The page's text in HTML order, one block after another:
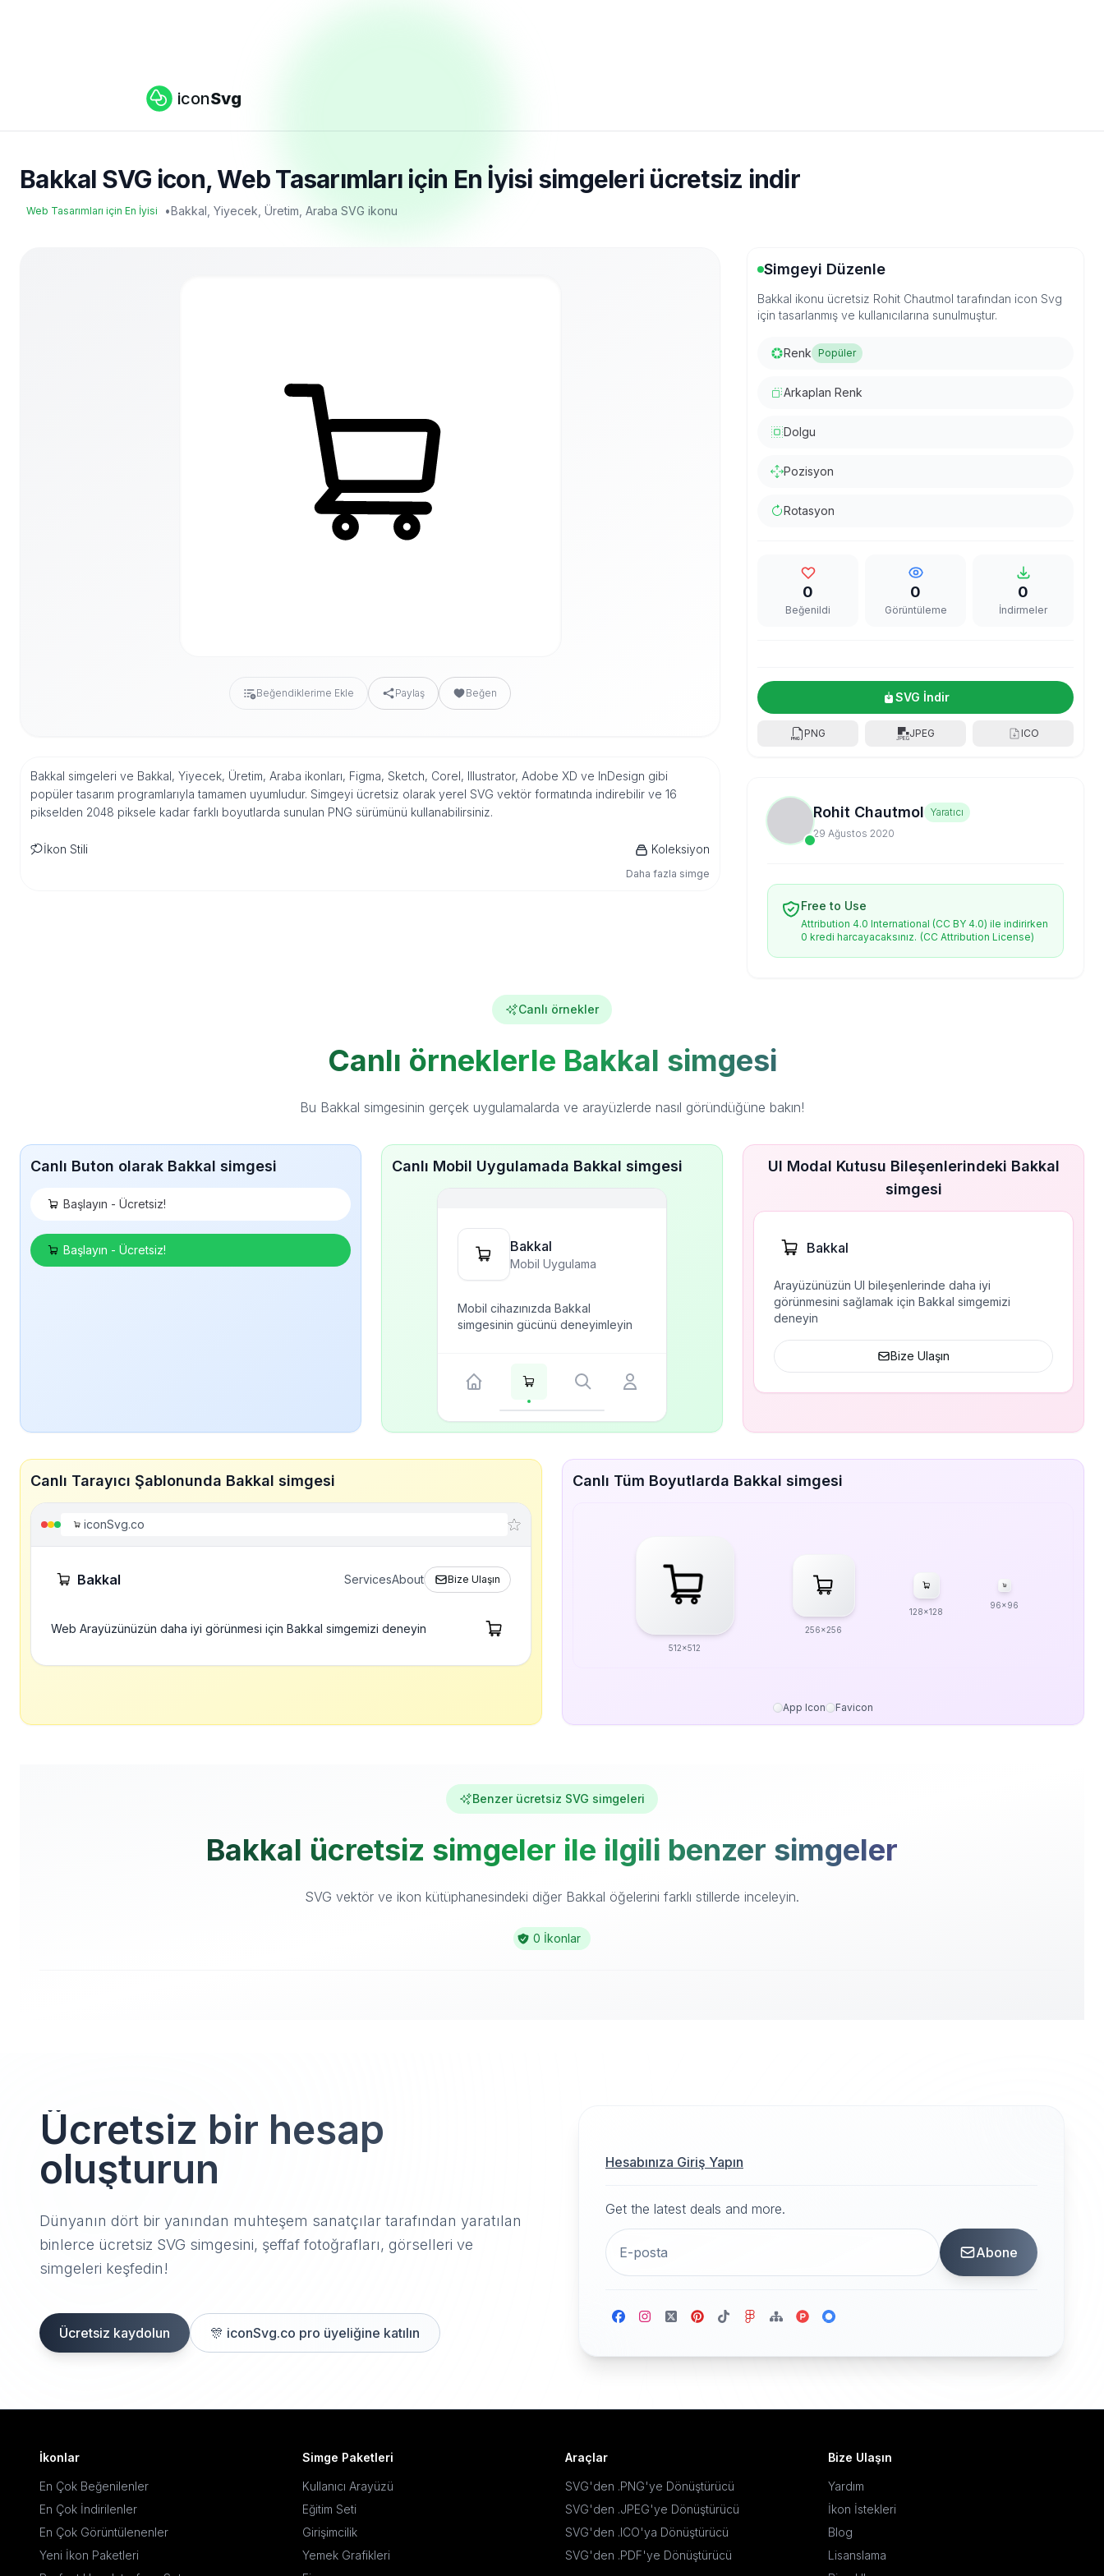
iconSvg
Bakkal SVG icon, Web Tasarımları için En İyisi simgeleri ücretsiz indir
Web Tasarımları için En İyisi •Bakkal, Yiyecek, Üretim, Araba SVG ikonu
Beğendiklerime Ekle Paylaş Beğen
Bakkal simgeleri ve Bakkal, Yiyecek, Üretim, Araba ikonları, Figma, Sketch, Corel, Illustrator, Adobe XD ve InDesign gibi
popüler tasarım programlarıyla tamamen uyumludur. Simgeyi ücretsiz olarak yerel SVG vektör formatında indirebilir ve 16
pikselden 2048 piksele kadar farklı boyutlarda sunulan PNG sürümünü kullanabilirsiniz.
İkon Stili Koleksiyon
Daha fazla simge
Simgeyi Düzenle
Bakkal ikonu ücretsiz Rohit Chautmol tarafından icon Svg
için tasarlanmış ve kullanıcılarına sunulmuştur.
Renk Popüler
Arkaplan Renk
Dolgu
Pozisyon
Rotasyon
0
Beğenildi
0
Görüntüleme
0
İndirmeler
SVG İndir
PNG JPEG ICO
Rohit Chautmol Yaratıcı
29 Ağustos 2020
Free to Use
Attribution 4.0 International (CC BY 4.0) ile indirirken
0 kredi harcayacaksınız. (CC Attribution License)
Canlı örnekler
Canlı örneklerle Bakkal simgesi
Bu Bakkal simgesinin gerçek uygulamalarda ve arayüzlerde nasıl göründüğüne bakın!
Canlı Buton olarak Bakkal simgesi
Başlayın - Ücretsiz!
Başlayın - Ücretsiz!
Canlı Mobil Uygulamada Bakkal simgesi
Bakkal
Mobil Uygulama
Mobil cihazınızda Bakkal
simgesinin gücünü deneyimleyin
UI Modal Kutusu Bileşenlerindeki Bakkal
simgesi
Bakkal
Arayüzünüzün UI bileşenlerinde daha iyi
görünmesini sağlamak için Bakkal simgemizi
deneyin
Bize Ulaşın
Canlı Tarayıcı Şablonunda Bakkal simgesi
iconSvg.co
Bakkal ServicesAbout Bize Ulaşın
Web Arayüzünüzün daha iyi görünmesi için Bakkal simgemizi deneyin
Canlı Tüm Boyutlarda Bakkal simgesi
512x512
256x256
128x128
96x96
App Icon Favicon
Benzer ücretsiz SVG simgeleri
Bakkal ücretsiz simgeler ile ilgili benzer simgeler
SVG vektör ve ikon kütüphanesindeki diğer Bakkal öğelerini farklı stillerde inceleyin.
0 İkonlar
Ücretsiz bir hesap
oluşturun
Dünyanın dört bir yanından muhteşem sanatçılar tarafından yaratılan
binlerce ücretsiz SVG simgesini, şeffaf fotoğrafları, görselleri ve
simgeleri keşfedin!
Ücretsiz kaydolun 🎊 iconSvg.co pro üyeliğine katılın
Hesabınıza Giriş Yapın
Get the latest deals and more.
Abone
İkonlar
En Çok Beğenilenler
En Çok İndirilenler
En Çok Görüntülenenler
Yeni İkon Paketleri
Simge Paketleri
Kullanıcı Arayüzü
Eğitim Seti
Girişimcilik
Yemek Grafikleri
Araçlar
SVG'den .PNG'ye Dönüştürücü
SVG'den .JPEG'ye Dönüştürücü
SVG'den .ICO'ya Dönüştürücü
SVG'den .PDF'ye Dönüştürücü
Bize Ulaşın
Yardım
İkon İstekleri
Blog
Lisanslama